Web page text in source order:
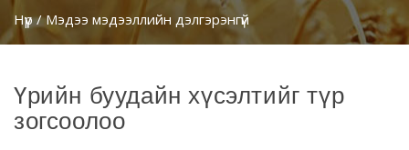
Нүүр/ Мэдээ мэдээллийн дэлгэрэнгүй
Үрийн буудайн хүсэлтийг түр
зогсоолоо